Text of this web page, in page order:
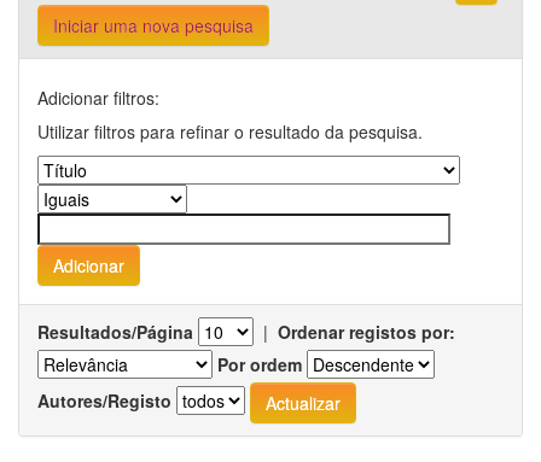
Iniciar uma nova pesquisa
Adicionar filtros:
Utilizar filtros para refinar o resultado da pesquisa.
Resultados/Página | Ordenar registos por:
Por ordem
Autores/Registo